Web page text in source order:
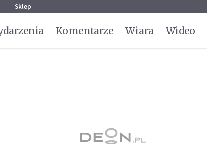
Sklep
Komentarze Wiara Wideo